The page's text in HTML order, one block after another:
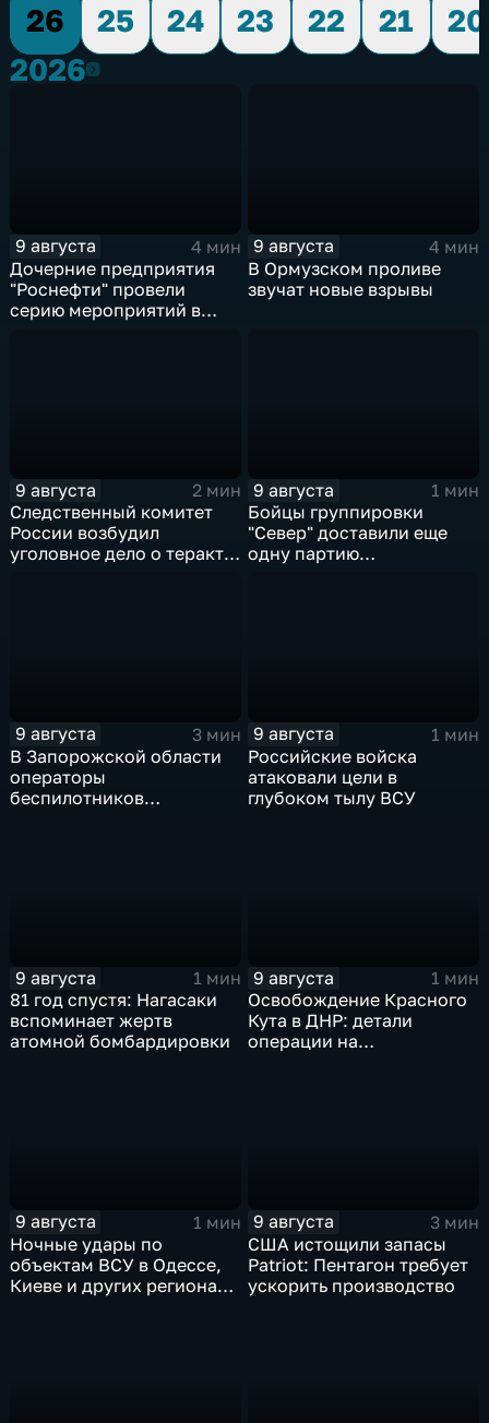
26
25 24 23 22 21
20
20262026
9 августа
4 мин
Дочерние предприятия
"Роснефти" провели
серию мероприятий в
9 августа
4 мин
В Ормузском проливе
звучат новые взрывы
9 августа
2 мин
Следственный комитет
России возбудил
уголовное дело о теракте
9 августа
1 мин
Бойцы группировки
"Север" доставили еще
одну партию
9 августа
3 мин
В Запорожской области
операторы
беспилотников
9 августа
1 мин
Российские войска
атаковали цели в
глубоком тылу ВСУ
9 августа
1 мин
81 год спустя: Нагасаки
вспоминает жертв
атомной бомбардировки
9 августа
1 мин
Освобождение Красного
Кута в ДНР: детали
операции на
9 августа
1 мин
Ночные удары по
объектам ВСУ в Одессе,
Киеве и других регионах
9 августа
3 мин
США истощили запасы
Patriot: Пентагон требует
ускорить производство